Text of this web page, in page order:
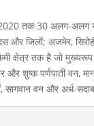
तक 30 अलग-अलग
जिलों; अजमेर,
क्षेत्र तक है जो
और शुष्क पर्णपाती वन,
वन और अर्ध-